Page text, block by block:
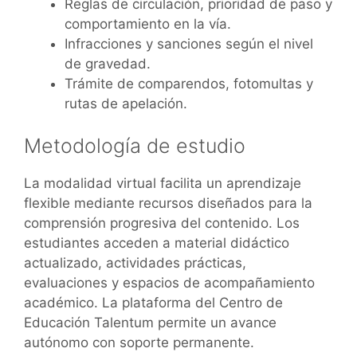
Reglas de circulación, prioridad de paso y
comportamiento en la vía.
Infracciones y sanciones según el nivel
de gravedad.
Trámite de comparendos, fotomultas y
rutas de apelación.
Metodología de estudio
La modalidad virtual facilita un aprendizaje
flexible mediante recursos diseñados para la
comprensión progresiva del contenido. Los
estudiantes acceden a material didáctico
actualizado, actividades prácticas,
evaluaciones y espacios de acompañamiento
académico. La plataforma del Centro de
Educación Talentum permite un avance
autónomo con soporte permanente.